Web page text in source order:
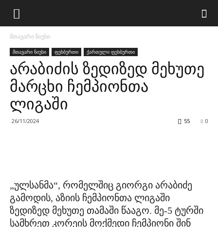
მთავარი ნიუსი
მთავარი ნიუსი ფეხბურთი ქართული ფეხბურთი
არაბიძის ზედიზედ მეხუთე
მარცხი ჩემპიონთა
ლიგაში
26/11/2024 0
55
„ულსანმა“, რომელშიც გიორგი არაბიძე
გამოდის, აზიის ჩემპიონთა ლიგაში
ზედიზედ მეხუთე თამაში წააგო. მე-5 ტურში
სამხრეთ კორეის მოქმედი ჩემპიონი შინ